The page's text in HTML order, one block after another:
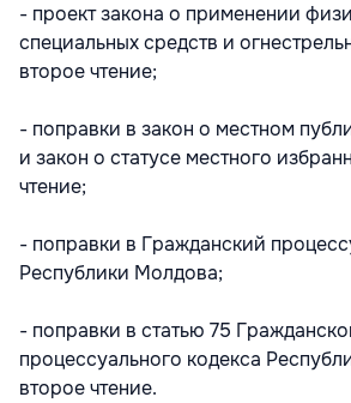
- проект закона о применении
специальных средств и
второе чтение;
- поправки в закон о местном
и закон о статусе местного
чтение;
- поправки в Гражданский
Республики Молдова;
- поправки в статью 75
процессуального кодекса
второе чтение.